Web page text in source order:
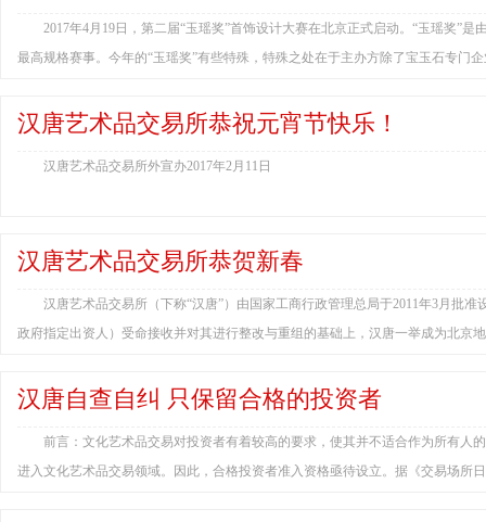
2017年4月19日，第二届“玉瑶奖”首饰设计大赛在北京正式启动。“玉瑶奖”
最高规格赛事。今年的“玉瑶奖”有些特殊，特殊之处在于主办方除了宝玉石专门
汉唐艺术品交易所恭祝元宵节快乐！
汉唐艺术品交易所外宣办2017年2月11日
汉唐艺术品交易所恭贺新春
汉唐艺术品交易所（下称“汉唐”）由国家工商行政管理总局于2011年3月批
政府指定出资人）受命接收并对其进行整改与重组的基础上，汉唐一举成为北京
汉唐自查自纠 只保留合格的投资者
前言：文化艺术品交易对投资者有着较高的要求，使其并不适合作为所有人
进入文化艺术品交易领域。因此，合格投资者准入资格亟待设立。据《交易场所